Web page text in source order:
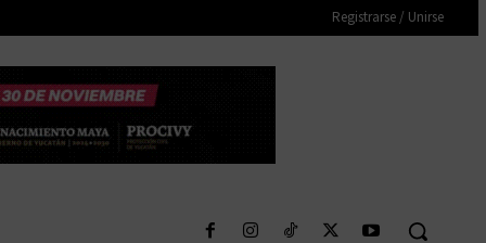
Registrarse / Unirse